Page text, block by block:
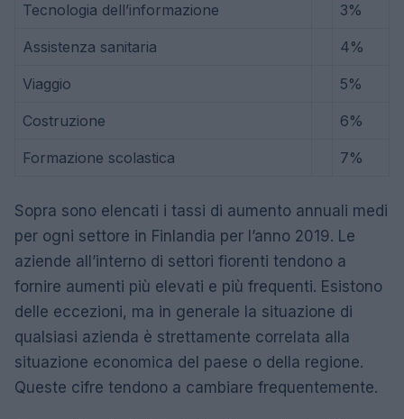
Tecnologia dell’informazione 3%
Assistenza sanitaria 4%
Viaggio 5%
Costruzione 6%
Formazione scolastica 7%
Sopra sono elencati i tassi di aumento annuali medi
per ogni settore in Finlandia per l’anno 2019. Le
aziende all’interno di settori fiorenti tendono a
fornire aumenti più elevati e più frequenti. Esistono
delle eccezioni, ma in generale la situazione di
qualsiasi azienda è strettamente correlata alla
situazione economica del paese o della regione.
Queste cifre tendono a cambiare frequentemente.